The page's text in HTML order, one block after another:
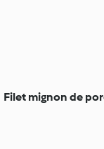
Filet mignon de